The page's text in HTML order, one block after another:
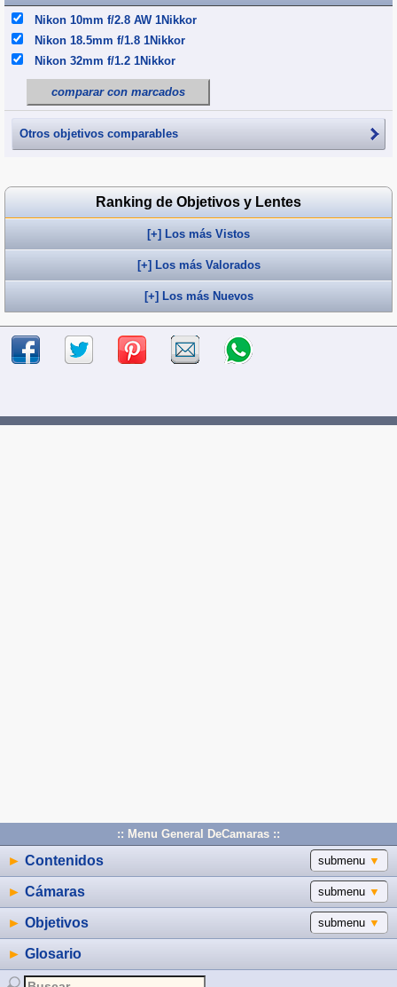
Nikon 10mm f/2.8 AW 1Nikkor
Nikon 18.5mm f/1.8 1Nikkor
Nikon 32mm f/1.2 1Nikkor
comparar con marcados
Otros objetivos comparables
Ranking de Objetivos y Lentes
[+] Los más Vistos
[+] Los más Valorados
[+] Los más Nuevos
:: Menu General DeCamaras ::
submenu ▼
► Contenidos
submenu ▼
► Cámaras
submenu ▼
► Objetivos
► Glosario